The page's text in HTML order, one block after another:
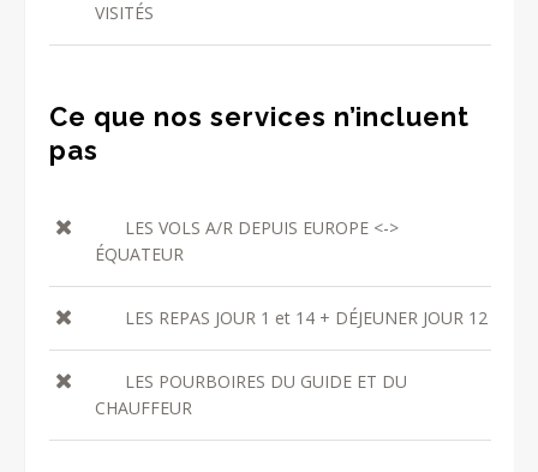
VISITÉS
Ce que nos services n’incluent
pas
LES VOLS A/R DEPUIS EUROPE <->
ÉQUATEUR
LES REPAS JOUR 1 et 14 + DÉJEUNER JOUR 12
LES POURBOIRES DU GUIDE ET DU
CHAUFFEUR